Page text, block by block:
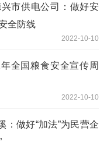
市供电公司：做好安
全防线
2022-10-10
全国粮食安全宣传周
2022-10-10
：做好“加法”为民营企